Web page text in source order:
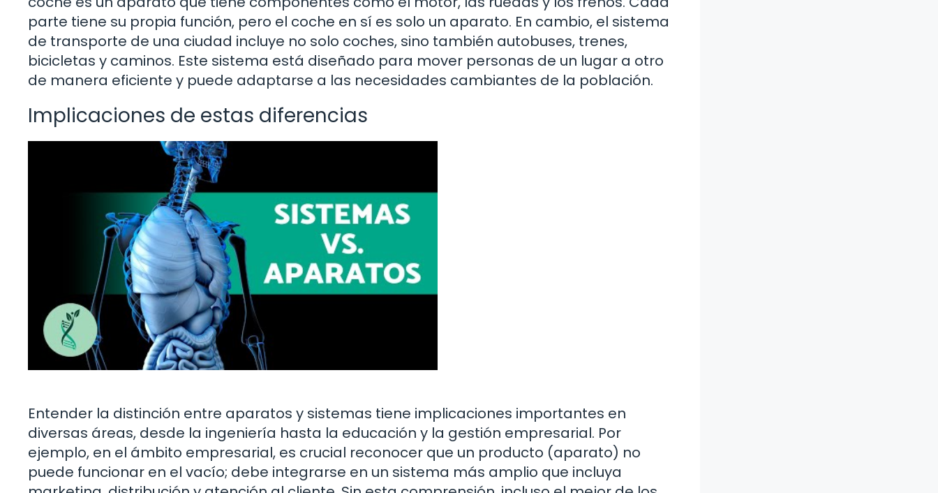
parte tiene su propia función, pero el coche en sí es solo un aparato. En cambio, el sistema
de transporte de una ciudad incluye no solo coches, sino también autobuses, trenes,
bicicletas y caminos. Este sistema está diseñado para mover personas de un lugar a otro
de manera eficiente y puede adaptarse a las necesidades cambiantes de la población.
Implicaciones de estas diferencias
Entender la distinción entre aparatos y sistemas tiene implicaciones importantes en
diversas áreas, desde la ingeniería hasta la educación y la gestión empresarial. Por
ejemplo, en el ámbito empresarial, es crucial reconocer que un producto (aparato) no
puede funcionar en el vacío; debe integrarse en un sistema más amplio que incluya